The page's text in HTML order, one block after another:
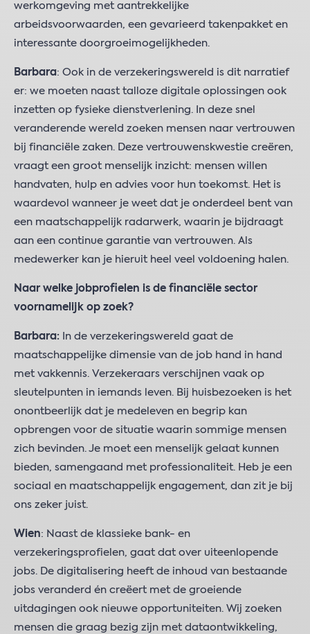
werkomgeving met aantrekkelijke
arbeidsvoorwaarden, een gevarieerd takenpakket en
interessante doorgroeimogelijkheden.
Barbara: Ook in de verzekeringswereld is dit narratief
er: we moeten naast talloze digitale oplossingen ook
inzetten op fysieke dienstverlening. In deze snel
veranderende wereld zoeken mensen naar vertrouwen
bij financiële zaken. Deze vertrouwenskwestie creëren,
vraagt een groot menselijk inzicht: mensen willen
handvaten, hulp en advies voor hun toekomst. Het is
waardevol wanneer je weet dat je onderdeel bent van
een maatschappelijk radarwerk, waarin je bijdraagt
aan een continue garantie van vertrouwen. Als
medewerker kan je hieruit heel veel voldoening halen.
Naar welke jobprofielen is de financiële sector
voornamelijk op zoek?
Barbara: In de verzekeringswereld gaat de
maatschappelijke dimensie van de job hand in hand
met vakkennis. Verzekeraars verschijnen vaak op
sleutelpunten in iemands leven. Bij huisbezoeken is het
onontbeerlijk dat je medeleven en begrip kan
opbrengen voor de situatie waarin sommige mensen
zich bevinden. Je moet een menselijk gelaat kunnen
bieden, samengaand met professionaliteit. Heb je een
sociaal en maatschappelijk engagement, dan zit je bij
ons zeker juist.
Wien: Naast de klassieke bank- en
verzekeringsprofielen, gaat dat over uiteenlopende
jobs. De digitalisering heeft de inhoud van bestaande
jobs veranderd én creëert met de groeiende
uitdagingen ook nieuwe opportuniteiten. Wij zoeken
mensen die graag bezig zijn met dataontwikkeling,